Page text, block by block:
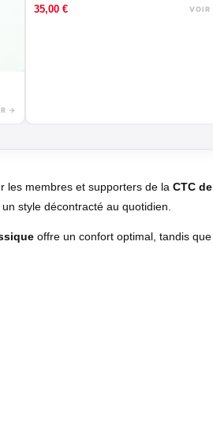
→
35,00 € VOIR
les membres et supporters de la CTC
style décontracté au quotidien.
offre un confort optimal, tandis